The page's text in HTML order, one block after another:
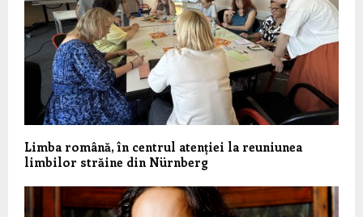
Limba română, în centrul atenției la reuniunea
limbilor străine din Nürnberg